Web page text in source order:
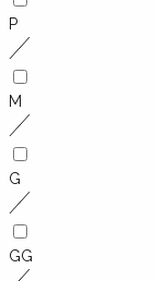
P
M
G
GG